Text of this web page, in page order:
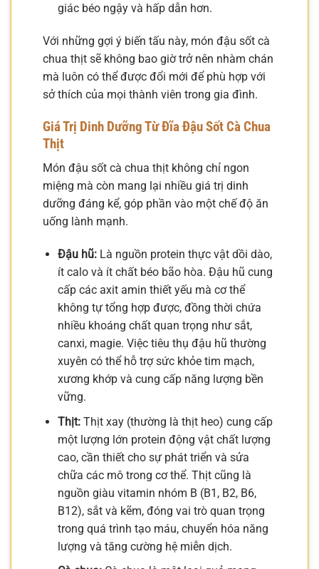
giác béo ngậy và hấp dẫn hơn.
Với những gợi ý biến tấu này, món đậu sốt cà
chua thịt sẽ không bao giờ trở nên nhàm chán
mà luôn có thể được đổi mới để phù hợp với
sở thích của mọi thành viên trong gia đình.
Giá Trị Dinh Dưỡng Từ Đĩa Đậu Sốt Cà Chua
Thịt
Món đậu sốt cà chua thịt không chỉ ngon
miệng mà còn mang lại nhiều giá trị dinh
dưỡng đáng kể, góp phần vào một chế độ ăn
uống lành mạnh.
Đậu hũ:Là nguồn protein thực vật dồi dào,
ít calo và ít chất béo bão hòa. Đậu hũ cung
cấp các axit amin thiết yếu mà cơ thể
không tự tổng hợp được, đồng thời chứa
nhiều khoáng chất quan trọng như sắt,
canxi, magie. Việc tiêu thụ đậu hũ thường
xuyên có thể hỗ trợ sức khỏe tim mạch,
xương khớp và cung cấp năng lượng bền
vững.
Thịt:Thịt xay (thường là thịt heo) cung cấp
một lượng lớn protein động vật chất lượng
cao, cần thiết cho sự phát triển và sửa
chữa các mô trong cơ thể. Thịt cũng là
nguồn giàu vitamin nhóm B (B1, B2, B6,
B12), sắt và kẽm, đóng vai trò quan trọng
trong quá trình tạo máu, chuyển hóa năng
lượng và tăng cường hệ miễn dịch.